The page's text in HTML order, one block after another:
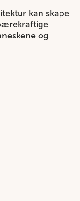
kan skape
og